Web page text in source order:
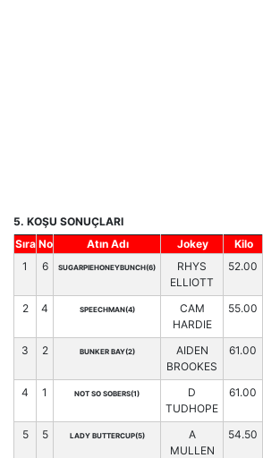
5. KOŞU SONUÇLARI
Sıra No Atın Adı Jokey Kilo
1
6 SUGARPIEHONEYBUNCH(6)
RHYS
ELLIOTT
52.00
2 4 SPEECHMAN(4)
CAM
HARDIE
55.00
3 2 BUNKER BAY(2)
AIDEN
BROOKES
61.00
4 1 NOT SO SOBERS(1)
D
TUDHOPE
61.00
5 5 LADY BUTTERCUP(5)
A
MULLEN
54.50